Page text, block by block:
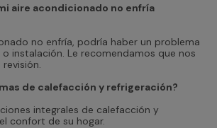
aire acondicionado no enfría
no enfría, podría haber un problema
instalación. Le recomendamos que nos
de calefacción y refrigeración?
integrales de calefacción y
confort de su hogar.